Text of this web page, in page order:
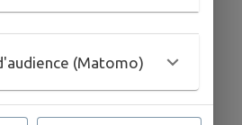
(Matomo)